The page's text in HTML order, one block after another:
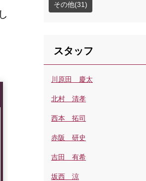
その他(31)
スタッフ
川原田 慶太
北村 清孝
西本 拓司
赤阪 研史
吉田 有希
坂西 涼